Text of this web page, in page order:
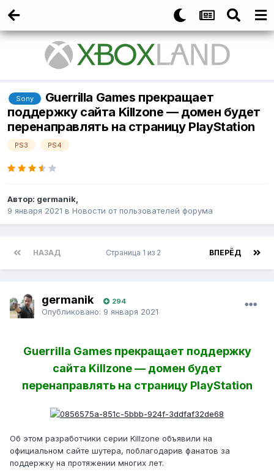
Sony
Guerrilla Games прекращает
поддержку сайта Killzone — домен будет
перенаправлять на страницу PlayStation
PS3 PS4
Автор: germanik,
9 января 2021 в Новости от пользователей форума
НАЗАД ВПЕРЁД
Страница 1 из 2
germanik 294
Опубликовано: 9 января 2021
Guerrilla Games прекращает поддержку
сайта Killzone — домен будет
перенаправлять на страницу PlayStation
Об этом разработчики серии Killzone объявили на
официальном сайте шутера, поблагодарив фанатов за
поддержку на протяжении многих лет.